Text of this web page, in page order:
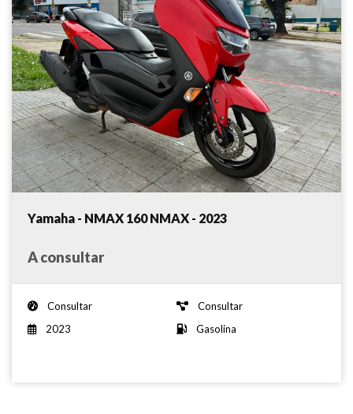
Yamaha - NMAX 160 NMAX - 2023
A consultar
Consultar
Consultar
2023
Gasolina